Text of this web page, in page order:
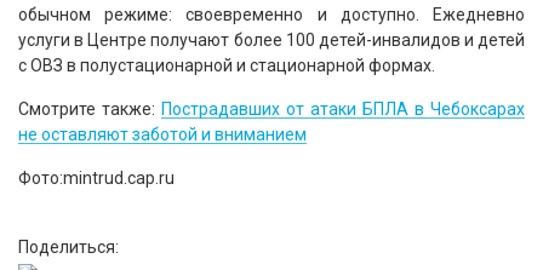
обычном режиме: своевременно и доступно. Ежедневно
услуги в Центре получают более 100 детей-инвалидов и детей
с ОВЗ в полустационарной и стационарной формах.
Смотрите также: Пострадавших от атаки БПЛА в Чебоксарах
не оставляют заботой и вниманием
Фото:mintrud.cap.ru
Поделиться: